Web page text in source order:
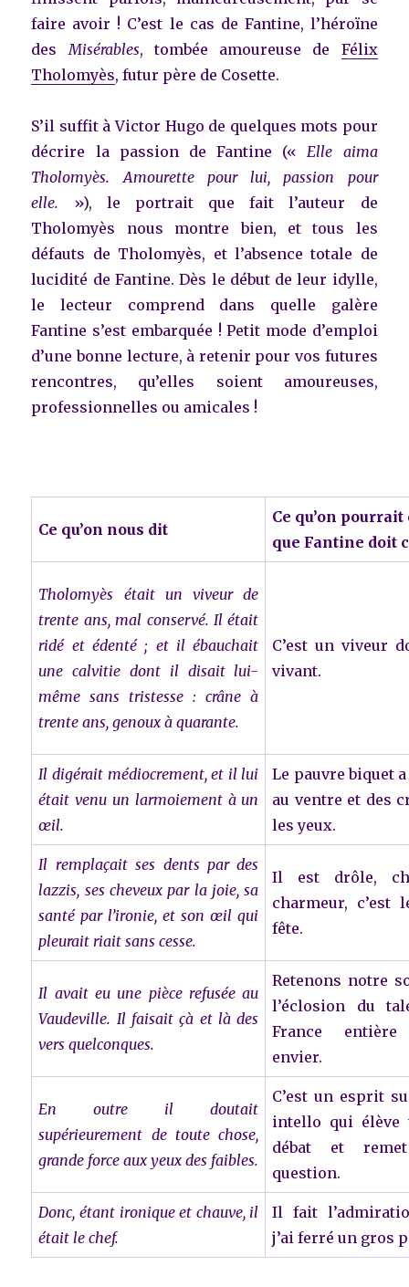
faire avoir ! C’est le cas de Fantine, l’héroïne
des Misérables, tombée amoureuse de Félix
Tholomyès, futur père de Cosette.
S’il suffit à Victor Hugo de quelques mots pour
décrire la passion de Fantine (« Elle aima
Tholomyès. Amourette pour lui, passion pour
elle. »), le portrait que fait l’auteur de
Tholomyès nous montre bien, et tous les
défauts de Tholomyès, et l’absence totale de
lucidité de Fantine. Dès le début de leur idylle,
le lecteur comprend dans quelle galère
Fantine s’est embarquée ! Petit mode d’emploi
d’une bonne lecture, à retenir pour vos futures
rencontres, qu’elles soient amoureuses,
professionnelles ou amicales !
Ce qu’on nous dit
Ce qu’on
que Fantine doit
Tholomyès était un viveur de
trente ans, mal conservé. Il était
ridé et édenté ; et il ébauchait
une calvitie dont il disait lui-
même sans tristesse : crâne à
trente ans, genoux à quarante.
C’est un viveur
vivant.
Il digérait médiocrement, et il lui
était venu un larmoiement à un
œil.
Le pauvre biquet
au ventre et des
les yeux.
Il remplaçait ses dents par des
lazzis, ses cheveux par la joie, sa
santé par l’ironie, et son œil qui
pleurait riait sans cesse.
Il est drôle,
charmeur, c’est
fête.
Il avait eu une pièce refusée au
Vaudeville. Il faisait çà et là des
vers quelconques.
Retenons notre
l’éclosion du
France
envier.
En outre il doutait
supérieurement de toute chose,
grande force aux yeux des faibles.
C’est un esprit
intello qui élève
débat et
question.
Donc, étant ironique et chauve, il
était le chef.
Il fait
j’ai ferré un gros